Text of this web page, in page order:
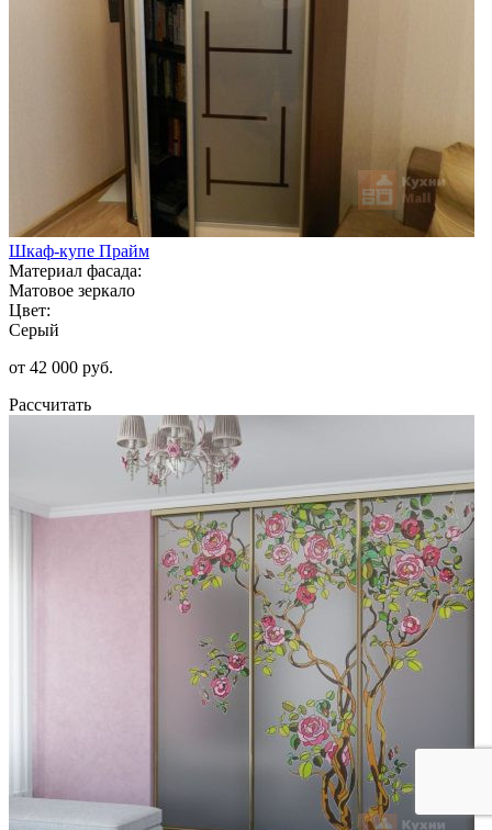
Шкаф-купе Прайм
Материал фасада:
Матовое зеркало
Цвет:
Серый
от 42 000 руб.
Рассчитать